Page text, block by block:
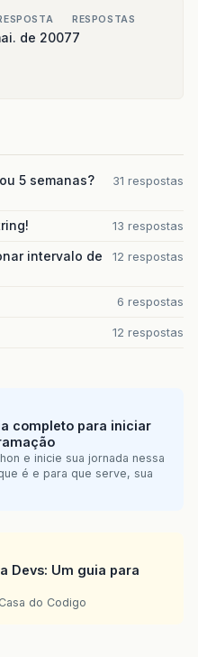
de 2007
RESPOSTAS
7
5 semanas?
31 respostas
13 respostas
intervalo de
12 respostas
6 respostas
12 respostas
completo para iniciar
e inicie sua jornada nessa
é e para que serve, sua
Devs: Um guia para
do Codigo